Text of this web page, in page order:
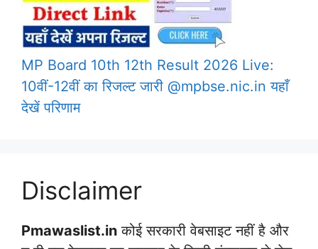
MP Board 10th 12th Result 2026 Live:
10वीं-12वीं का रिजल्ट जारी @mpbse.nic.in यहाँ
देखें परिणाम
Disclaimer
Pmawaslist.in कोई सरकारी वेबसाइट नहीं है और